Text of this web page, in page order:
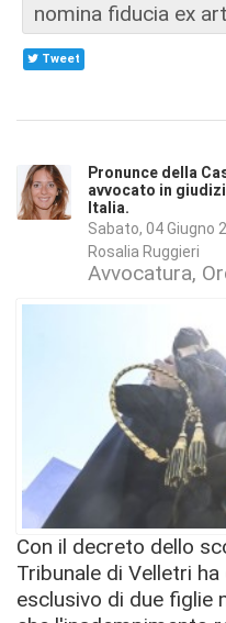
nomina fiducia ex
Tweet
Pronunce della
avvocato in
Italia.
Sabato, 04 Giugno
Rosalia Ruggieri
Avvocatura,
Con il decreto dello
Tribunale di Velletri
esclusivo di due figlie